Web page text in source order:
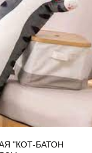
"КОТ-БАТОН